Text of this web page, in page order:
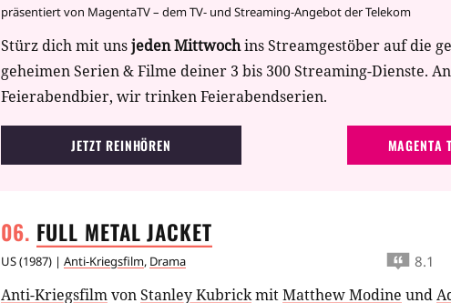
präsentiert von MagentaTV – dem TV- und Streaming-Angebot der Telekom
Stürz dich mit unsjeden Mittwochins Streamgestöber auf die
geheimen Serien & Filme deiner 3 bis 300 Streaming-Dienste.
Feierabendbier, wir trinken Feierabendserien.
JETZT REINHÖREN MAGENTA
FULL METALJACKET
US(1987) | Anti-Kriegsfilm, Drama 8.1
Anti-KriegsfilmvonStanley KubrickmitMatthew Modine und